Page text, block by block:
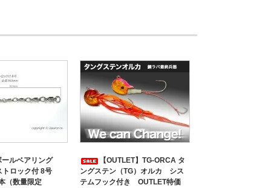
ルベアリング
トロック付 8号
（数量限定
【OUTLET】TG-ORCA タ
ングステン（TG）オルカ シス
テムフック付き OUTLET特価